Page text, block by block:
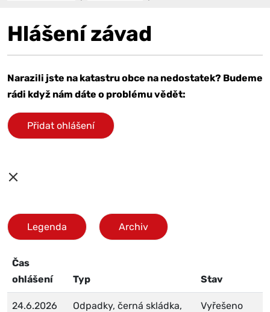
Hlášení závad
Narazili jste na katastru obce na nedostatek? Budeme
rádi když nám dáte o problému vědět:
Přidat ohlášení
−
Legenda Archiv
Čas
ohlášení
Typ Stav
24.6.2026
Odpadky, černá skládka,
Vyřešeno